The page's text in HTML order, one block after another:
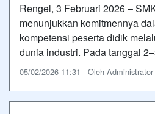
Rengel, 3 Februari 2026 –
menunjukkan komitmennya
kompetensi peserta didik
dunia industri. Pada tanggal
05/02/2026 11:31 - Oleh